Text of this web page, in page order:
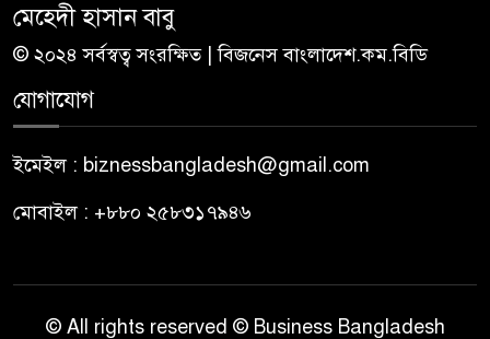
মেহেদী হাসান বাবু
© ২০২৪ সর্বস্বত্ব সংরক্ষিত | বিজনেস বাংলাদেশ.কম.বিডি
যোগাযোগ
ইমেইল : biznessbangladesh@gmail.com
মোবাইল : +৮৮০ ২৫৮৩১৭৯৪৬
© All rights reserved © Business Bangladesh